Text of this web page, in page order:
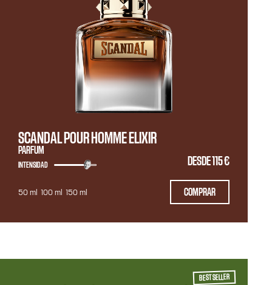
SCANDAL POUR HOMME ELIXIR
PARFUM
DESDE115 €
INTENSIDAD
50 ml 100 ml 150 ml COMPRAR
BEST SELLER